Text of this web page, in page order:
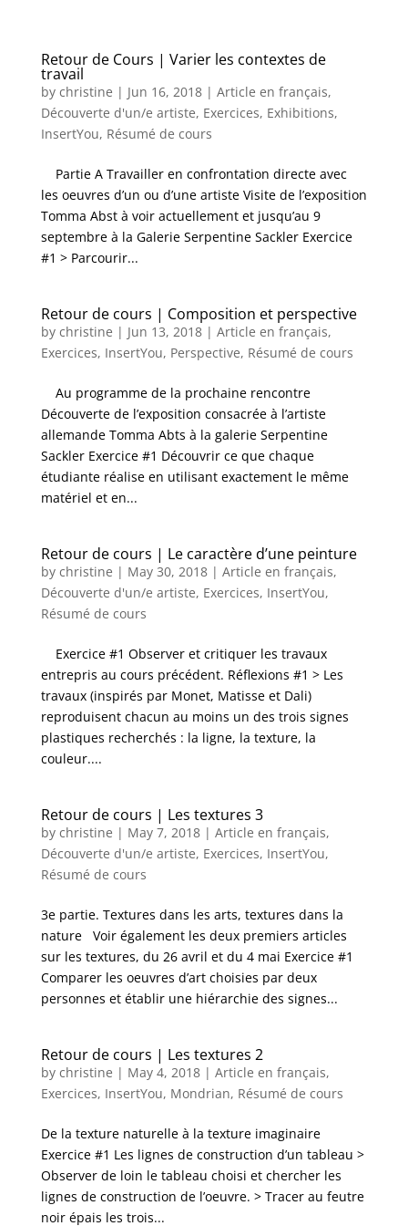
Retour de Cours | Varier les contextes de
travail
by christine | Jun 16, 2018| Article en français,
Découverte d'un/e artiste, Exercices, Exhibitions,
InsertYou, Résumé de cours
Partie A Travailler en confrontation directe avec
les oeuvres d’un ou d’une artiste Visite de l’exposition
Tomma Abst à voir actuellement et jusqu’au 9
septembre à la Galerie Serpentine Sackler Exercice
#1 > Parcourir...
Retour de cours | Composition et perspective
by christine | Jun 13, 2018| Article en français,
Exercices, InsertYou, Perspective, Résumé de cours
Au programme de la prochaine rencontre
Découverte de l’exposition consacrée à l’artiste
allemande Tomma Abts à la galerie Serpentine
Sackler Exercice #1 Découvrir ce que chaque
étudiante réalise en utilisant exactement le même
matériel et en...
Retour de cours | Le caractère d’une peinture
by christine | May 30, 2018| Article en français,
Découverte d'un/e artiste, Exercices, InsertYou,
Résumé de cours
Exercice #1 Observer et critiquer les travaux
entrepris au cours précédent. Réflexions #1 > Les
travaux (inspirés par Monet, Matisse et Dali)
reproduisent chacun au moins un des trois signes
plastiques recherchés : la ligne, la texture, la
couleur....
Retour de cours | Les textures 3
by christine | May 7, 2018| Article en français,
Découverte d'un/e artiste, Exercices, InsertYou,
Résumé de cours
3e partie. Textures dans les arts, textures dans la
nature Voir également les deux premiers articles
sur les textures, du 26 avril et du 4 mai Exercice #1
Comparer les oeuvres d’art choisies par deux
personnes et établir une hiérarchie des signes...
Retour de cours | Les textures 2
by christine | May 4, 2018| Article en français,
Exercices, InsertYou, Mondrian, Résumé de cours
De la texture naturelle à la texture imaginaire
Exercice #1 Les lignes de construction d’un tableau >
Observer de loin le tableau choisi et chercher les
lignes de construction de l’oeuvre. > Tracer au feutre
noir épais les trois...